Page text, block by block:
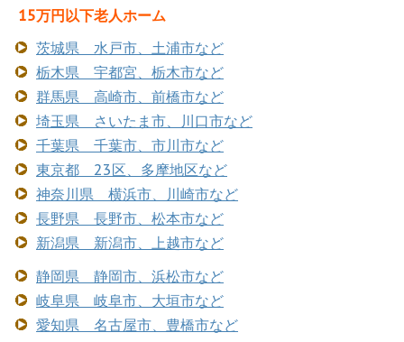
15万円以下老人ホーム
茨城県 水戸市、土浦市など
栃木県 宇都宮、栃木市など
群馬県 高崎市、前橋市など
埼玉県 さいたま市、川口市など
千葉県 千葉市、市川市など
東京都 23区、多摩地区など
神奈川県 横浜市、川崎市など
長野県 長野市、松本市など
新潟県 新潟市、上越市など
静岡県 静岡市、浜松市など
岐阜県 岐阜市、大垣市など
愛知県 名古屋市、豊橋市など